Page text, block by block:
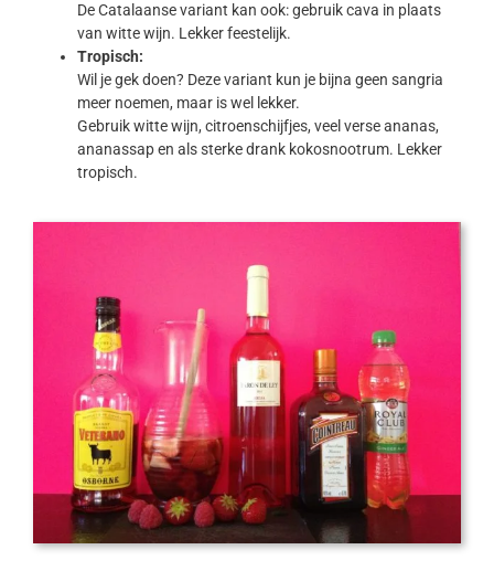
De Catalaanse variant kan ook: gebruik cava in plaats
van witte wijn. Lekker feestelijk.
Tropisch:
Wil je gek doen? Deze variant kun je bijna geen sangria
meer noemen, maar is wel lekker.
Gebruik witte wijn, citroenschijfjes, veel verse ananas,
ananassap en als sterke drank kokosnootrum. Lekker
tropisch.